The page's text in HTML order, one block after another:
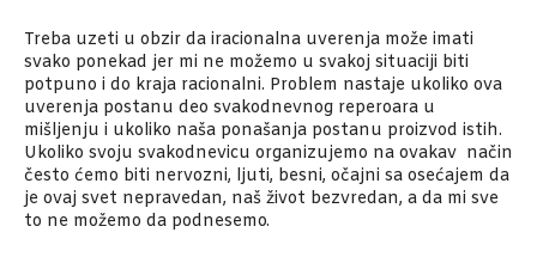
Treba uzeti u obzir da iracionalna uverenja može imati
svako ponekad jer mi ne možemo u svakoj situaciji biti
potpuno i do kraja racionalni. Problem nastaje ukoliko ova
uverenja postanu deo svakodnevnog reperoara u
mišljenju i ukoliko naša ponašanja postanu proizvod istih.
Ukoliko svoju svakodnevicu organizujemo na ovakav način
često ćemo biti nervozni, ljuti, besni, očajni sa osećajem da
je ovaj svet nepravedan, naš život bezvredan, a da mi sve
to ne možemo da podnesemo.